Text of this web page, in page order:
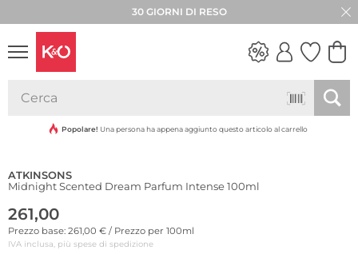
30 GIORNI DI RESO
VIBES
Popolare! Una persona ha appena aggiunto questo articolo al carrello
ATKINSONS
Midnight Scented Dream Parfum Intense 100ml
261,00
Prezzo base: 261,00 € / Prezzo per 100ml
IVA inclusa, più spese di spedizione